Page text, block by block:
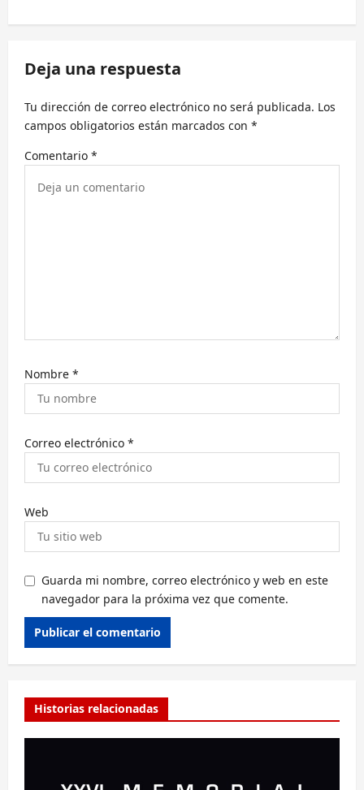
c
ó
d
d
a
s
Deja una respuesta
Tu dirección de correo electrónico no será publicada. Los
campos obligatorios están marcados con *
Comentario *
Nombre *
Correo electrónico *
Web
Guarda mi nombre, correo electrónico y web en este
navegador para la próxima vez que comente.
Historias relacionadas